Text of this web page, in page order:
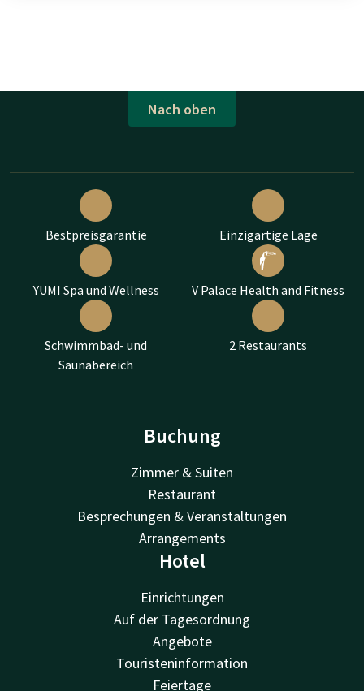
Nach oben
Bestpreisgarantie Einzigartige Lage
YUMI Spa und Wellness V Palace Health and Fitness
Schwimmbad- und
Saunabereich
2 Restaurants
Buchung
Zimmer & Suiten
Restaurant
Besprechungen & Veranstaltungen
Arrangements
Hotel
Einrichtungen
Auf der Tagesordnung
Angebote
Touristeninformation
Feiertage